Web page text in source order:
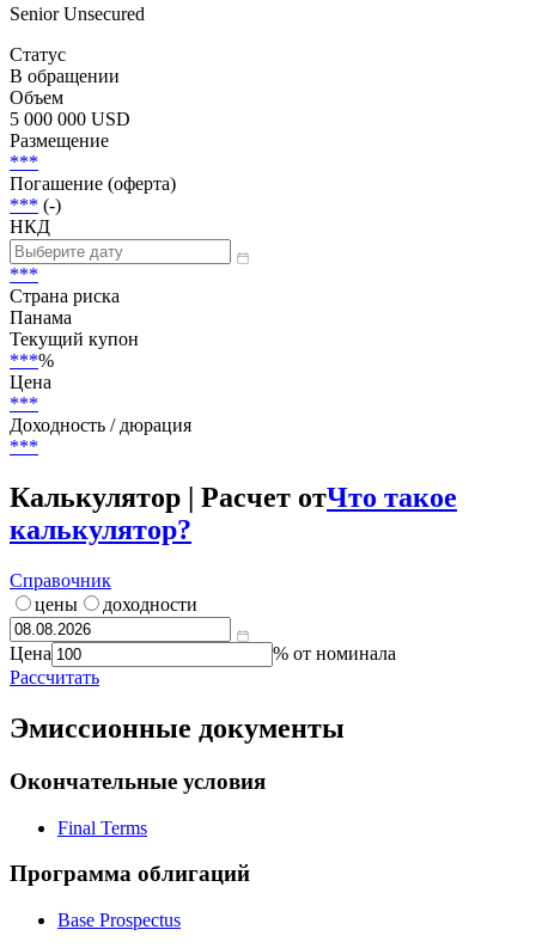
Скачать
Добавить в Watchlist
Senior Unsecured
Статус
В обращении
Объем
5 000 000 USD
Размещение
***
Погашение (оферта)
***
НКД
***
Страна риска
Панама
Текущий купон
***
***
Доходность / дюрация
***
Калькулятор | Расчет от
калькулятор?
Справочник
цены
Цена
% от номинала
Окончательные условия
Final Terms